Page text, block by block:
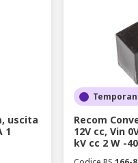
uscita
1
Recom
12V cc, Vin
kV cc 2 W -